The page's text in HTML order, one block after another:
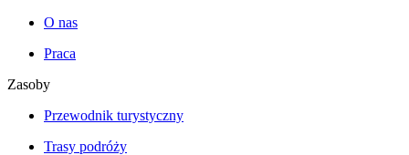
O nas
Praca
Zasoby
Przewodnik turystyczny
Trasy podróży